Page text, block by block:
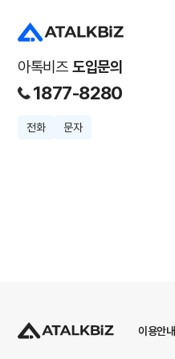
아톡비즈 도입문의
1877-8280
전화 문자
이용안내